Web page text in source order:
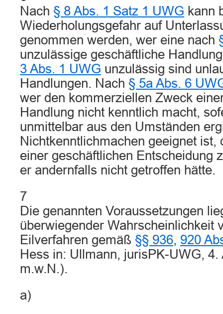
Nach § 8 Abs. 1 Satz 1 UWG kann
Wiederholungsgefahr auf
genommen werden, wer eine nach
unzulässige geschäftliche
3 Abs. 1 UWG unzulässig sind
Handlungen. Nach § 5a Abs. 6
wer den kommerziellen Zweck
Handlung nicht kenntlich macht,
unmittelbar aus den Umständen
Nichtkenntlichmachen geeignet ist,
einer geschäftlichen Entscheidung
er andernfalls nicht getroffen hätte.
7
Die genannten Voraussetzungen
überwiegender Wahrscheinlichkeit
Eilverfahren gemäß §§ 936, 920
Hess in: Ullmann, jurisPK-UWG, 4.
m.w.N.).
a)